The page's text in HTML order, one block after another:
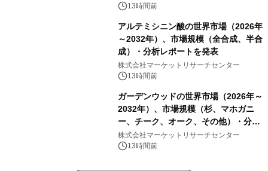
他）・分析レポートを発表
13時間前
アルテミシニン酸の世界市場（2026年
～2032年）、市場規模（全合成、半合
成）・分析レポートを発表
株式会社マーケットリサーチセンター
13時間前
ガーデンウッドの世界市場（2026年～
2032年）、市場規模（杉、マホガニ
ー、チーク、オーク、その他）・分析
レポートを発表
株式会社マーケットリサーチセンター
13時間前